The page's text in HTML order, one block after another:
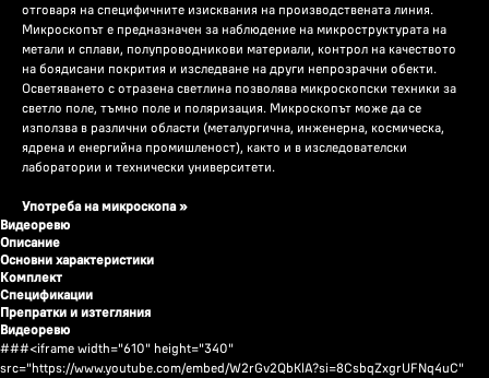
отговаря на специфичните изисквания на производствената линия.
Микроскопът е предназначен за наблюдение на микроструктурата на
метали и сплави, полупроводникови материали, контрол на качеството
на боядисани покрития и изследване на други непрозрачни обекти.
Осветяването с отразена светлина позволява микроскопски техники за
светло поле, тъмно поле и поляризация. Микроскопът може да се
използва в различни области (металургична, инженерна, космическа,
ядрена и енергийна промишленост), както и в изследователски
лаборатории и технически университети.
Употреба на микроскопа »
Видеоревю
Описание
Основни характеристики
Комплект
Спецификации
Препратки и изтегляния
Видеоревю
###<iframe width="610" height="340"
src="https://www.youtube.com/embed/W2rGv2QbKlA?si=8CsbqZxgrUFNq4uC"